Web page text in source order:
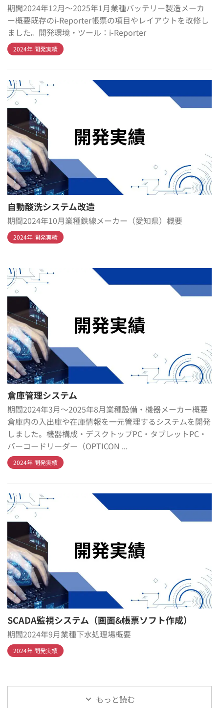
期間2024年12月～2025年1月業種バッテリー製造メーカ
ー概要既存のi-Reporter帳票の項目やレイアウトを改修し
ました。開発環境・ツール：i-Reporter
2024年 開発実績
自動酸洗システム改造
期間2024年10月業種鉄線メーカー（愛知県）概要
2024年 開発実績
倉庫管理システム
期間2024年3月～2025年8月業種設備・機器メーカー概要
倉庫内の入出庫や在庫情報を一元管理するシステムを開発
しました。機器構成・デスクトップPC・タブレットPC・
バーコードリーダー（OPTICON ...
2024年 開発実績
SCADA監視システム（画面&帳票ソフト作成）
期間2024年9月業種下水処理場概要
2024年 開発実績
もっと読む